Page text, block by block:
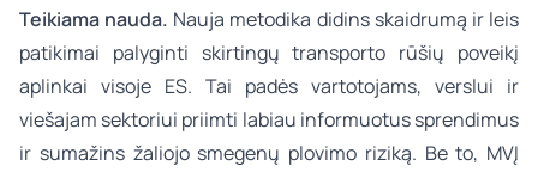
Teikiama nauda. Nauja metodika didins skaidrumą ir leis
patikimai palyginti skirtingų transporto rūšių poveikį
aplinkai visoje ES. Tai padės vartotojams, verslui ir
viešajam sektoriui priimti labiau informuotus sprendimus
ir sumažins žaliojo smegenų plovimo riziką. Be to, MVĮ